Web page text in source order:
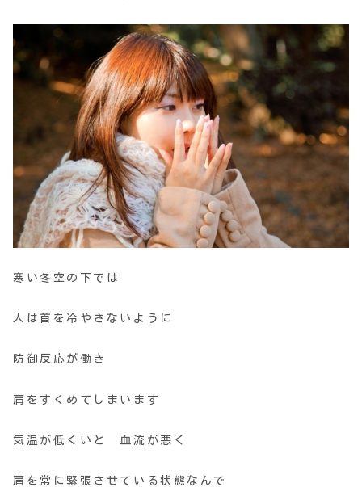
寒い冬空の下では
人は首を冷やさないように
防御反応が働き
肩をすくめてしまいます
気温が低くいと 血流が悪く
肩を常に緊張させている状態なんで